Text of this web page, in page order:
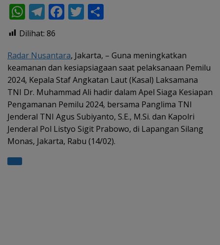
W
h
at
s
A
p
p
T
el
e
gr
a
m
F
b
o
o
k
T
er e
Dilihat: 86
Radar Nusantara, Jakarta, – Guna meningkatkan
keamanan dan kesiapsiagaan saat pelaksanaan Pemilu
2024, Kepala Staf Angkatan Laut (Kasal) Laksamana
TNI Dr. Muhammad Ali hadir dalam Apel Siaga Kesiapan
Pengamanan Pemilu 2024, bersama Panglima TNI
Jenderal TNI Agus Subiyanto, S.E., M.Si. dan Kapolri
Jenderal Pol Listyo Sigit Prabowo, di Lapangan Silang
Monas, Jakarta, Rabu (14/02).